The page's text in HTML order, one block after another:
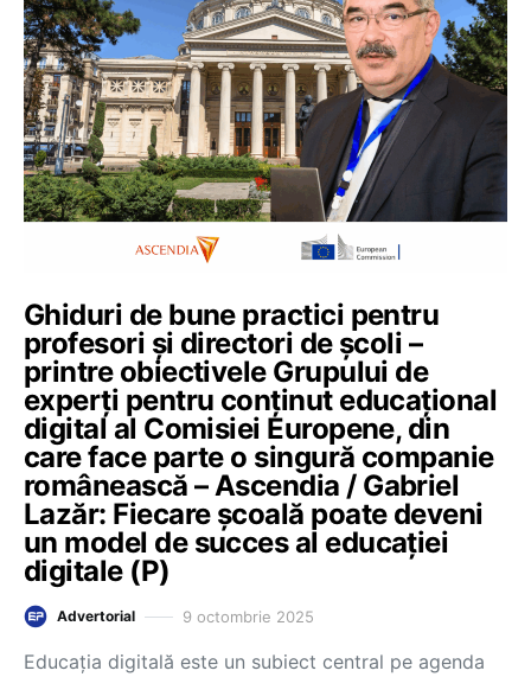
Ghiduri de bune practici pentru
profesori și directori de școli –
printre obiectivele Grupului de
experți pentru conținut educațional
digital al Comisiei Europene, din
care face parte o singură companie
românească – Ascendia / Gabriel
Lazăr: Fiecare școală poate deveni
un model de succes al educației
digitale (P)
Advertorial 9 octombrie 2025
Educația digitală este un subiect central pe agenda